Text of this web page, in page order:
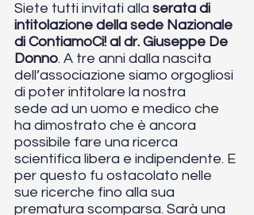
Siete tutti invitati alla serata di
intitolazione della sede Nazionale
di ContiamoCi! al dr. Giuseppe De
Donno. A tre anni dalla nascita
dell’associazione siamo orgogliosi
di poter intitolare la nostra
sede ad un uomo e medico che
ha dimostrato che è ancora
possibile fare una ricerca
scientifica libera e indipendente. E
per questo fu ostacolato nelle
sue ricerche fino alla sua
prematura scomparsa. Sarà una